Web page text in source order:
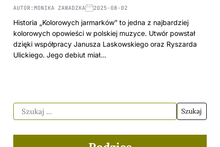
AUTOR: MONIKA ZAWADZKA 2025-08-02
Historia „Kolorowych jarmarków” to jedna z najbardziej
kolorowych opowieści w polskiej muzyce. Utwór powstał
dzięki współpracy Janusza Laskowskiego oraz Ryszarda
Ulickiego. Jego debiut miał…